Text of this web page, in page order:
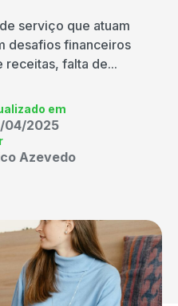
serviço que atuam
desafios financeiros
receitas, falta de...
em
04/2025
Azevedo